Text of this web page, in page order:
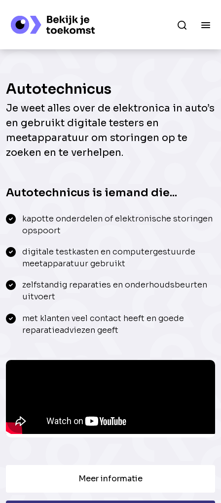
Autotechnicus
Je weet alles over de elektronica in auto’s
en gebruikt digitale testers en
meetapparatuur om storingen op te
zoeken en te verhelpen.
Autotechnicus is iemand die...
kapotte onderdelen of elektronische storingen
opspoort
digitale testkasten en computergestuurde
meetapparatuur gebruikt
zelfstandig reparaties en onderhoudsbeurten
uitvoert
met klanten veel contact heeft en goede
reparatieadviezen geeft
Meer informatie